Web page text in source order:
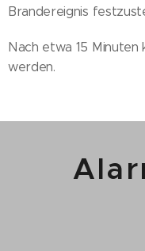
Brandereignis
Nach etwa 15
werden.